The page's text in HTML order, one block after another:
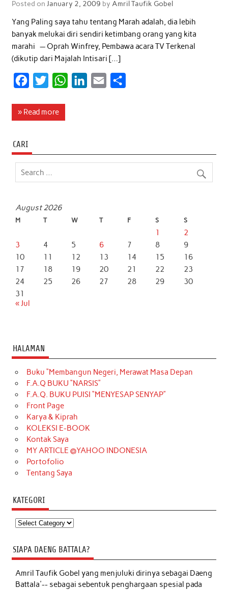
Posted on January 2, 2009 by Amril Taufik Gobel
Yang Paling saya tahu tentang Marah adalah, dia lebih
banyak melukai diri sendiri ketimbang orang yang kita
marahi — Oprah Winfrey, Pembawa acara TV Terkenal
(dikutip dari Majalah Intisari […]
c
o
o
i
e
W
A
d
» Read more
CARI
August 2026
M T W T F S S
1
2
3
4 5 6 7 8
9
10
11 12 13 14 15
16
17
18 19 20 21 22
23
24
25 26 27 28 29
30
31
« Jul
HALAMAN
Buku “Membangun Negeri, Merawat Masa Depan
F.A.Q BUKU “NARSIS”
F.A.Q. BUKU PUISI “MENYESAP SENYAP”
Front Page
Karya & Kiprah
KOLEKSI E-BOOK
Kontak Saya
MY ARTICLE @YAHOO INDONESIA
Portofolio
Tentang Saya
KATEGORI
Kategori
SIAPA DAENG BATTALA?
Amril Taufik Gobelyang menjuluki dirinya sebagai Daeng
Battala'-- sebagai sebentuk penghargaan spesial pada